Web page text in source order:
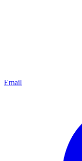
Email